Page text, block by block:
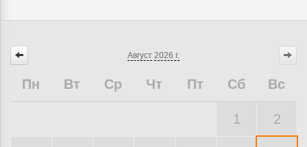
Август 2026 г.
Пн Вт Ср Чт Пт Сб Вс
1 2